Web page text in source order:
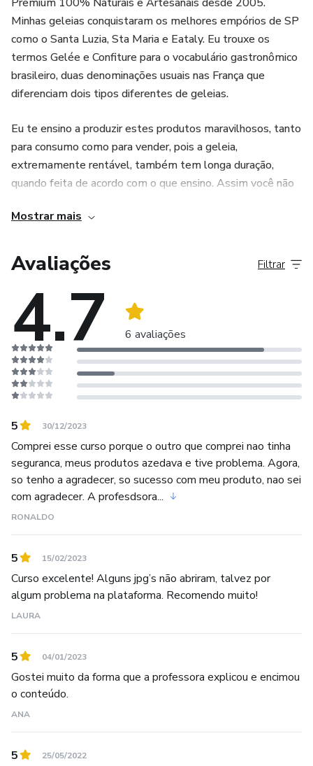
Minhas geleias conquistaram os melhores empórios de SP
como o Santa Luzia, Sta Maria e Eataly. Eu trouxe os
termos Gelée e Confiture para o vocabulário gastronômico
brasileiro, duas denominações usuais nas França que
diferenciam dois tipos diferentes de geleias.
Eu te ensino a produzir estes produtos maravilhosos, tanto
para consumo como para vender, pois a geleia,
extremamente rentável, também tem longa duração,
quando feita de acordo com o que ensino. Assim você não
sem gastar nada.
Com os meus ensinamentos, você garante um produto que
não precisa de refrigeração, por no mínimo um ano, e um
sabor insuperável, pois com o meu método você não
precisa usar conservantes, e não prejudica o sabor natural
das frutas. Você aprende a ter autonomia na criação de
seus sabores, usando a combinação de frutas que você
preferir, ou que estão mais acessíveis para você.
Ou seja, se você mora em uma casa e tem um quintal com
um ou dois pés arvore frutífera, você já consegue fazer
geleias premium, de primeiríssima qualidade, destinadas a
um publico exigente, que quer acima de tudo qualidade,
sabor e requinte.
A margem de lucro das geleias premium que eu ensino a
fazer e de no mínimo 80%, e pode chegar a 300%
Entre os meus mais de 10000 alunos, mitos mudaram de
vida, aumentaram consideravelmente sua renda familiar, e
obtiveram a estabilidade financeira tão desejada.
Eu te dou suporte durante o tempo que você precisar, sem
produção, pelo Whatsapp, individualmente. Nada de
com menos açúcar, pois pode te causar problemas de
Mostrar mais
Avaliações
4.7 6 avaliações
Filtrar
5 30/12/2023
Comprei esse curso porque o outro que comprei nao tinha
seguranca, meus produtos azedava e tive problema. Agora,
so tenho a agradecer, so sucesso com meu produto, nao sei
com agradecer. A profesdsora...
RONALDO
5 15/02/2023
Curso excelente! Alguns jpg’s não abriram, talvez por
algum problema na plataforma. Recomendo muito!
LAURA
5 04/01/2023
Gostei muito da forma que a professora explicou e encimou
o conteúdo.
ANA
5 25/05/2022